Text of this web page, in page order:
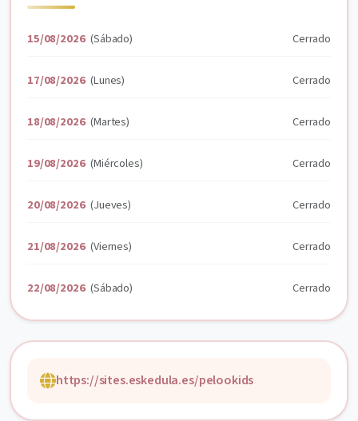
15/08/2026 (Sábado) Cerrado
17/08/2026 (Lunes) Cerrado
18/08/2026 (Martes) Cerrado
19/08/2026 (Miércoles) Cerrado
20/08/2026 (Jueves) Cerrado
21/08/2026 (Viernes) Cerrado
22/08/2026 (Sábado) Cerrado
https://sites.eskedula.es/pelookids